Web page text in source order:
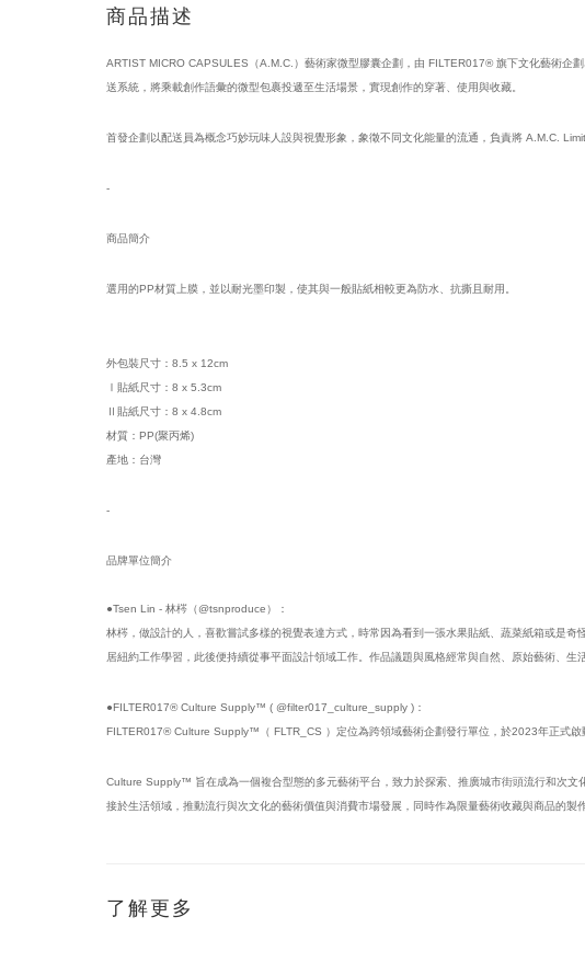
商品描述
ARTIST MICRO CAPSULES（A.M.C.）藝術家微型膠囊企劃，由 FILTER017® 旗下文化藝術
送系統，將乘載創作語彙的微型包裹投遞至生活場景，實現創作的穿著、使用與收藏。
首發企劃以配送員為概念巧妙玩味人設與視覺形象，象徵不同文化能量的流通，負責將 A.M.C.
-
商品簡介
選用的PP材質上膜，並以耐光墨印製，使其與一般貼紙相較更為防水、抗撕且耐用。
外包裝尺寸：8.5 x 12cm
Ⅰ貼紙尺寸：8 x 5.3cm
Ⅱ貼紙尺寸：8 x 4.8cm
材質：PP(聚丙烯)
產地：台灣
-
品牌單位簡介
●Tsen Lin - 林梣（@tsnproduce）：
林梣，做設計的人，喜歡嘗試多樣的視覺表達方式，時常因為看到一張水果貼紙、蔬菜紙箱或是
居紐約工作學習，此後便持續從事平面設計領域工作。作品議題與風格經常與自然、原始藝術、
●FILTER017® Culture Supply™ ( @filter017_culture_supply )：
FILTER017® Culture Supply™（ FLTR_CS ）定位為跨領域藝術企劃發行單位，於2023年正式
Culture Supply™ 旨在成為一個複合型態的多元藝術平台，致力於探索、推廣城市街頭流行和次
接於生活領域，推動流行與次文化的藝術價值與消費市場發展，同時作為限量藝術收藏與商品的製
了解更多